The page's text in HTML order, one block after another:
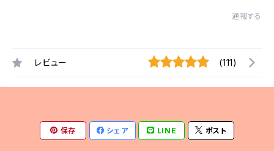
通報する
レビュー (111)
保存 シェア LINE ポスト